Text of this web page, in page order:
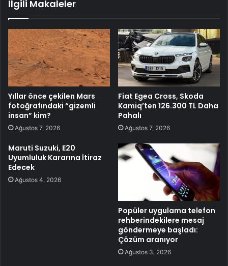
İlgili Makaleler
Yıllar önce çekilen Mars
fotoğrafındaki “gizemli
insan” kim?
Ağustos 7, 2026
Fiat Egea Cross, Skoda
Kamiq’ten 126.300 TL Daha
Pahalı
Ağustos 7, 2026
Maruti Suzuki, E20
Uyumluluk Kararına İtiraz
Edecek
Ağustos 4, 2026
Popüler uygulama telefon
rehberindekilere mesaj
göndermeye başladı:
Çözüm aranıyor
Ağustos 3, 2026